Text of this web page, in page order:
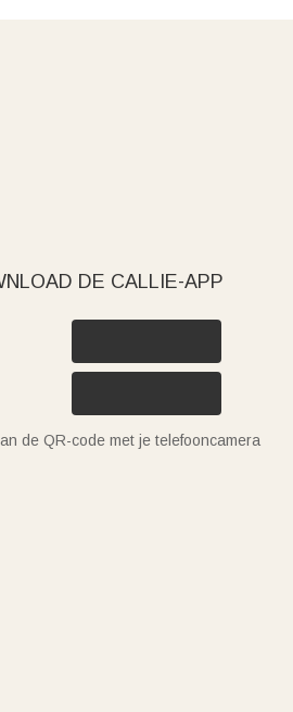
DE CALLIE-APP
de QR-code met je telefooncamera